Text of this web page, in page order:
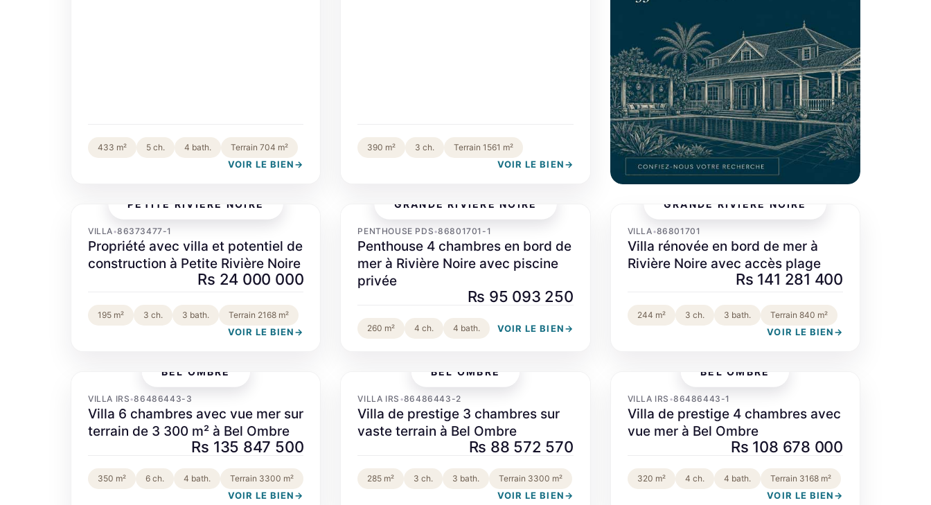
433 m² 5 ch. 4 bath. Terrain 704 m²
VOIR LE BIEN→
390 m² 3 ch. Terrain 1561 m²
VOIR LE BIEN→
PETITE RIVIÈRE NOIRE
VILLA•86373477-1
Propriété avec villa et potentiel de
construction à Petite Rivière Noire
Rs 24 000 000
195 m² 3 ch. 3 bath. Terrain 2168 m²
VOIR LE BIEN→
›
GRANDE RIVIÈRE NOIRE
PENTHOUSE PDS•86801701-1
Penthouse 4 chambres en bord de
mer à Rivière Noire avec piscine
privée
Rs 95 093 250
260 m² 4 ch. 4 bath. VOIR LE BIEN→
›
GRANDE RIVIÈRE NOIRE
VILLA•86801701
Villa rénovée en bord de mer à
Rivière Noire avec accès plage
Rs 141 281 400
244 m² 3 ch. 3 bath. Terrain 840 m²
VOIR LE BIEN→
BEL OMBRE
VILLA IRS•86486443-3
Villa 6 chambres avec vue mer sur
terrain de 3 300 m² à Bel Ombre
Rs 135 847 500
350 m² 6 ch. 4 bath. Terrain 3300 m²
VOIR LE BIEN→
BEL OMBRE
VILLA IRS •86486443-2
Villa de prestige 3 chambres sur
vaste terrain à Bel Ombre
Rs 88 572 570
285 m² 3 ch. 3 bath. Terrain 3300 m²
VOIR LE BIEN→
BEL OMBRE
VILLA IRS •86486443-1
Villa de prestige 4 chambres avec
vue mer à Bel Ombre
Rs 108 678 000
320 m² 4 ch. 4 bath. Terrain 3168 m²
VOIR LE BIEN→